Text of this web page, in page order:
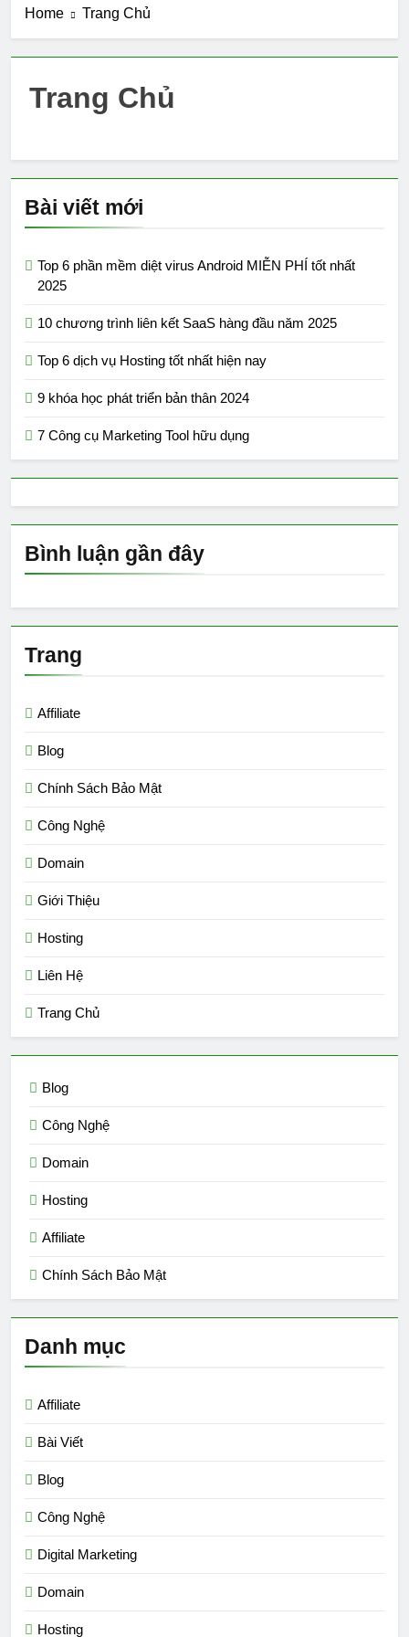
Home Trang Chủ
Trang Chủ
Bài viết mới
Top 6 phần mềm diệt virus Android MIỄN PHÍ tốt nhất
2025
10 chương trình liên kết SaaS hàng đầu năm 2025
Top 6 dịch vụ Hosting tốt nhất hiện nay
9 khóa học phát triển bản thân 2024
7 Công cụ Marketing Tool hữu dụng
Bình luận gần đây
Trang
Affiliate
Blog
Chính Sách Bảo Mật
Công Nghệ
Domain
Giới Thiệu
Hosting
Liên Hệ
Trang Chủ
Blog
Công Nghệ
Domain
Hosting
Affiliate
Chính Sách Bảo Mật
Danh mục
Affiliate
Bài Viết
Blog
Công Nghệ
Digital Marketing
Domain
Hosting